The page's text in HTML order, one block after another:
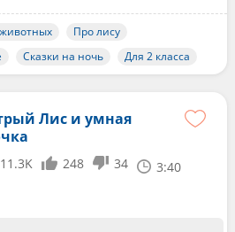
Про лису
Сказки на ночь Для 2 класса
Лис и умная
11.3K 248 34 3:40